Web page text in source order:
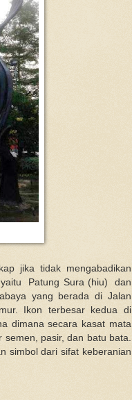
jika tidak mengabadikan
yaitu Patung Sura (hiu) dan
yang berada di Jalan
Ikon terbesar kedua di
dimana secara kasat mata
pasir, dan batu bata.
simbol dari sifat keberanian